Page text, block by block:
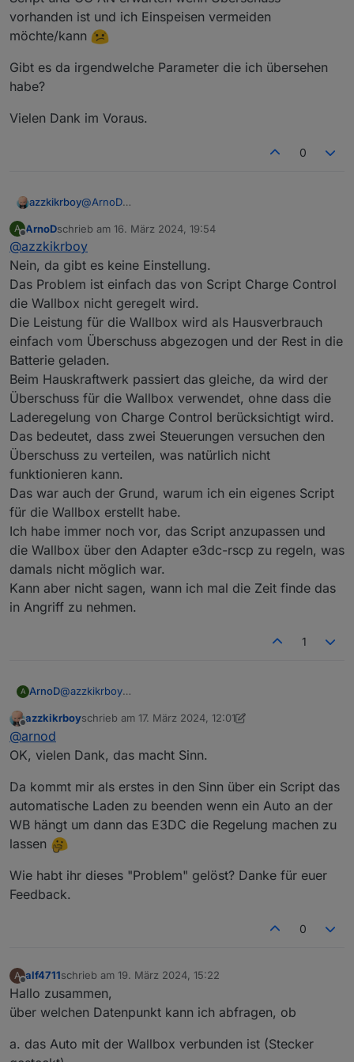
vorhanden ist und ich Einspeisen vermeiden
möchte/kann
Gibt es da irgendwelche Parameter die ich übersehen
habe?
Vielen Dank im Voraus.
0
azzkikrboy@ArnoD
Das ganze Projekt ist super !!!
Ich habe allerdings noch eine Frage zum Verhalten
von CC mit WallBox (MultiConnect II).
Vielleicht steht die Antwort schon irgendwo in den
2500+ Beiträgen, aber ich habe beim kurzen
überfliegen leider nichts gefunden.
Folgendes Verhalten habe ich festgestellt, was
allerdings sub-optimal ist
(PS: ich nutze nicht das WB script und die WB ist
am E3DC angemeldet). Sonnenmodus EIN.
Bei aktiven Script und ChargeControl AN:
a) Batterie priorisiert aktiv: bei Überschuss wird die
Batterie geregelt vom Script geladen. Die WB aber
nur mit MINIMAL Leistung bedient. Der Rest vom
Dach (Überschuss) wird eingespeist.
b) WB priorisiert aktiv: bei Überschuss wird die
Batterie geregelt vom Script geladen. Die WB lädt
mit MAXIMAL Leistung und bezieht den Rest aus
dem Netz.
Wenn aber ChargeControl AUS ist, (Batterie
priorisiert AN) lädt die WB im Sonnenmodus mit der
variablen Leistung (also wie gewünscht nur
Überschußladen).
Genau dieses Verhalten würde ich auch bei aktivem
Script und CC AN erwarten wenn Überschuss
vorhanden ist und ich Einspeisen vermeiden
möchte/kann
Gibt es da irgendwelche Parameter die ich
übersehen habe?
Vielen Dank im Voraus.
A
Offline
ArnoDschrieb am 16. März 2024, 19:54
zuletzt editiert von
@azzkikrboy
Nein, da gibt es keine Einstellung.
Das Problem ist einfach das von Script Charge Control
die Wallbox nicht geregelt wird.
Die Leistung für die Wallbox wird als Hausverbrauch
einfach vom Überschuss abgezogen und der Rest in die
Batterie geladen.
Beim Hauskraftwerk passiert das gleiche, da wird der
Überschuss für die Wallbox verwendet, ohne dass die
Laderegelung von Charge Control berücksichtigt wird.
Das bedeutet, dass zwei Steuerungen versuchen den
Überschuss zu verteilen, was natürlich nicht
funktionieren kann.
Das war auch der Grund, warum ich ein eigenes Script
für die Wallbox erstellt habe.
Ich habe immer noch vor, das Script anzupassen und
die Wallbox über den Adapter e3dc-rscp zu regeln, was
damals nicht möglich war.
Kann aber nicht sagen, wann ich mal die Zeit finde das
in Angriff zu nehmen.
1
A ArnoD@azzkikrboy
Das Problem ist einfach das von Script Charge Control
Die Leistung für die Wallbox wird als Hausverbrauch
einfach vom Überschuss abgezogen und der Rest in die
Batterie geladen.
Beim Hauskraftwerk passiert das gleiche, da wird der
Überschuss für die Wallbox verwendet, ohne dass die
Laderegelung von Charge Control berücksichtigt wird.
Das bedeutet, dass zwei Steuerungen versuchen den
funktionieren kann.
Das war auch der Grund, warum ich ein eigenes Script
für die Wallbox erstellt habe.
die Wallbox über den Adapter e3dc-rscp zu regeln, was
in Angriff zu nehmen.
Offline
azzkikrboyschrieb am 17. März 2024, 12:01
zuletzt editiert von azzkikrboy
@arnod
OK, vielen Dank, das macht Sinn.
Da kommt mir als erstes in den Sinn über ein Script das
automatische Laden zu beenden wenn ein Auto an der
WB hängt um dann das E3DC die Regelung machen zu
lassen
Wie habt ihr dieses "Problem" gelöst? Danke für euer
Feedback.
0
A
Offline
alf4711schrieb am 19. März 2024, 15:22
zuletzt editiert von
Hallo zusammen,
über welchen Datenpunkt kann ich abfragen, ob
a. das Auto mit der Wallbox verbunden ist (Stecker